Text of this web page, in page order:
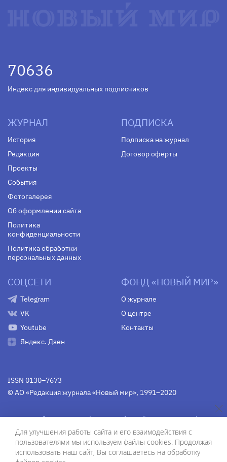
70636
Индекс для индивидуальных подписчиков
ЖУРНАЛ
История
Редакция
Проекты
События
Фотогалерея
Об оформлении сайта
Политика
конфиденциальности
Политика обработки
персональных данных
ПОДПИСКА
Подписка на журнал
Договор оферты
СОЦСЕТИ
Telegram
VK
Youtube
Яндекс. Дзен
ФОНД «НОВЫЙ МИР»
О журнале
О центре
Контакты
ISSN 0130–7673
© АО «Редакция журнала «Новый мир», 1991–2020
Свидетельство Федеральной службы по надзору в сфере
связи, информационных технологий и массовых
коммуникаций средства массовой информации
(Роскомнадзор)ПИ № Фс 77-75754 от 13 июня 2019 г.
Для улучшения работы сайта и его взаимодействия с
пользователями мы используем файлы cookies. Продолжая
использовать наш сайт, Вы соглашаетесь на обработку